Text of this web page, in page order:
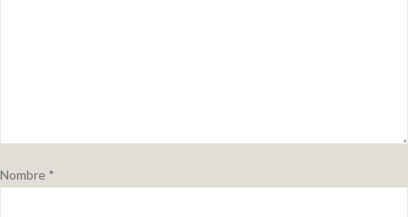
Nombre *